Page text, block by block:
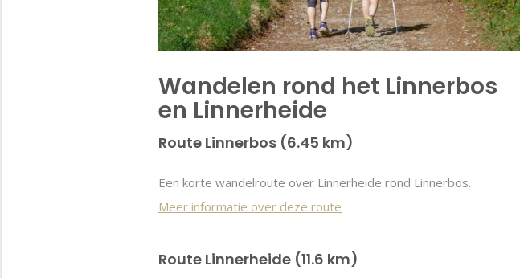
Wandelen rond het Linnerbos
en Linnerheide
Route Linnerbos (6.45 km)
Een korte wandelroute over Linnerheide rond Linnerbos.
Meer informatie over deze route
Route Linnerheide (11.6 km)